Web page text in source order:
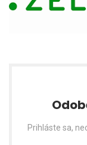
Prihláste sa,